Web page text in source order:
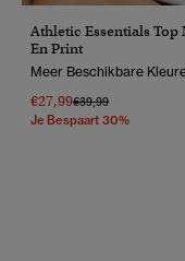
Athletic Essentials
En Print
Meer Beschikbare
€27,99Prijs Verlaagd Van
€39,99Naar
Je Bespaart 30%